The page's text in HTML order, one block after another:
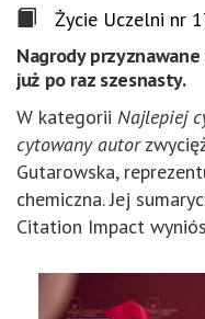
Życie Uczelni nr
Nagrody
już po raz szesnasty.
W kategorii Najlepiej
cytowany autor
Gutarowska,
chemiczna. Jej
Citation Impact